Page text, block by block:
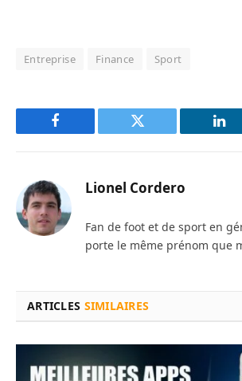
Entreprise Finance Sport
Facebook Twitter
Lionel Cordero
Fan de foot et de sport en
porte le même prénom que
ARTICLES SIMILAIRES